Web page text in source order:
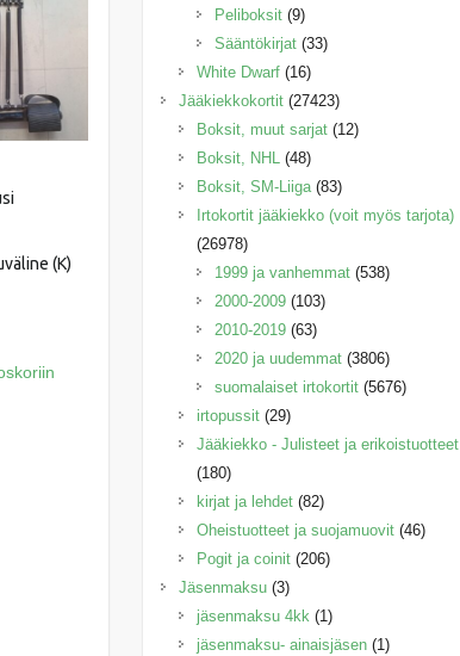
(K)
Peliboksit (9)
Sääntökirjat (33)
White Dwarf (16)
Jääkiekkokortit (27423)
Boksit, muut sarjat (12)
Boksit, NHL (48)
Boksit, SM-Liiga (83)
Irtokortit jääkiekko (voit myös tarjota)
(26978)
1999 ja vanhemmat (538)
2000-2009 (103)
2010-2019 (63)
2020 ja uudemmat (3806)
suomalaiset irtokortit (5676)
irtopussit (29)
Jääkiekko - Julisteet ja erikoistuotteet
(180)
kirjat ja lehdet (82)
Oheistuotteet ja suojamuovit (46)
Pogit ja coinit (206)
Jäsenmaksu (3)
jäsenmaksu 4kk (1)
jäsenmaksu- ainaisjäsen (1)